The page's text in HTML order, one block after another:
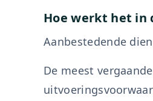
Hoe werkt het in
Aanbestedende
De meest